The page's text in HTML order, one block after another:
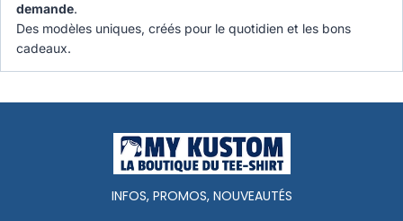
demande.
Des modèles uniques, créés pour le quotidien et les bons
cadeaux.
INFOS, PROMOS, NOUVEAUTÉS